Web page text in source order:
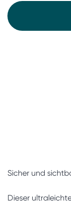
Sicher und
Dieser